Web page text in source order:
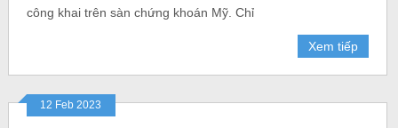
công khai trên sàn chứng khoán Mỹ. Chỉ
Xem tiếp
12 Feb 2023